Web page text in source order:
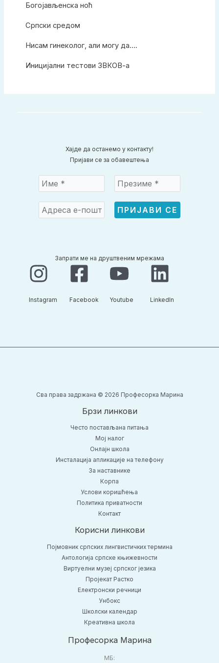
Богојављенска ноћ
Српски средом
Нисам гинеколог, али могу да….
Иницијални тестови ЗВКОВ-а
Хајде да останемо у контакту!
Пријави се за обавештења
Запрати ме на друштвеним мрежама
Instagram​ Facebook​ Youtube​ LinkedIn​
Сва права задржана © 2026 Професорка Марина
Брзи линкови
Често постављана питања
Moj налог
Онлајн школа
Инсталација апликације на телефону
За наставнике
Корпа
Услови коришћења
Политика приватности
Контакт
Корисни линкови
Појмовник српских лингвистичких термина
Антологија српске књижевности
Виртуелни музеј српског језика
Пројекат Растко
Електронски речници
Унбокс
Школски календар
Креативна школа
Професорка Марина
МБ: